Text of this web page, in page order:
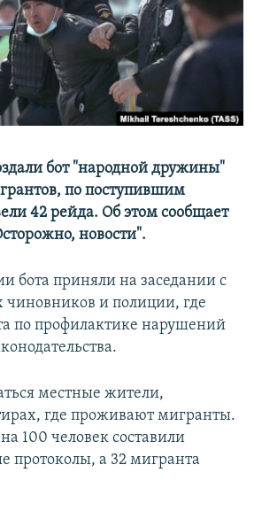
бот "народной дружины"
по поступившим
42 рейда. Об этом сообщает
новости".
бота приняли на заседании с
чиновников и полиции, где
по профилактике нарушений
местные жители,
где проживают мигранты.
100 человек составили
протоколы, а 32 мигранта